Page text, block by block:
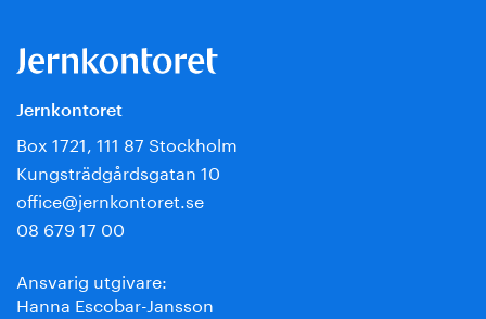
Jernkontoret
Box 1721, 111 87 Stockholm
Kungsträdgårdsgatan 10
office@jernkontoret.se
08 679 17 00
Ansvarig utgivare:
Hanna Escobar-Jansson